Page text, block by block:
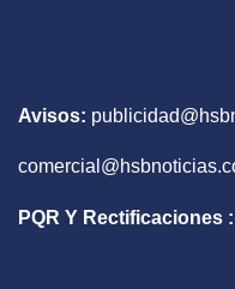
Avisos:
PQR Y Rectificaciones :